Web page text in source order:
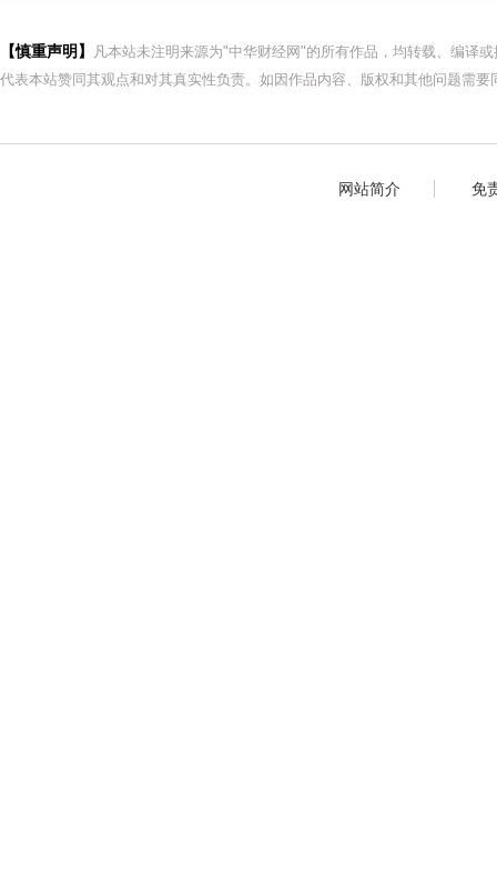
【慎重声明】
凡本站未注明来源为"中华财经网"的所有作品，均转载、编译
代表本站赞同其观点和对其真实性负责。如因作品内容、版权和其他问题需
网站简介 免